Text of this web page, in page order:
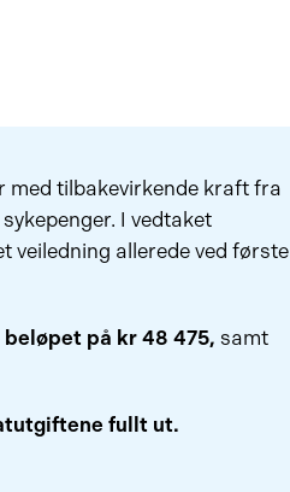
med tilbakevirkende kraft fra
I vedtaket
veiledning allerede ved første
beløpet på kr 48 475, samt
fullt ut.